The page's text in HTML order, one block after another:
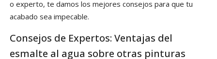
o experto, te damos los mejores consejos para que tu
acabado sea impecable.
Consejos de Expertos: Ventajas del
esmalte al agua sobre otras pinturas